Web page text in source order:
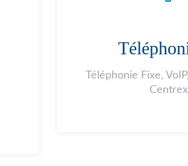
Téléphonie Fixe,
Centrex